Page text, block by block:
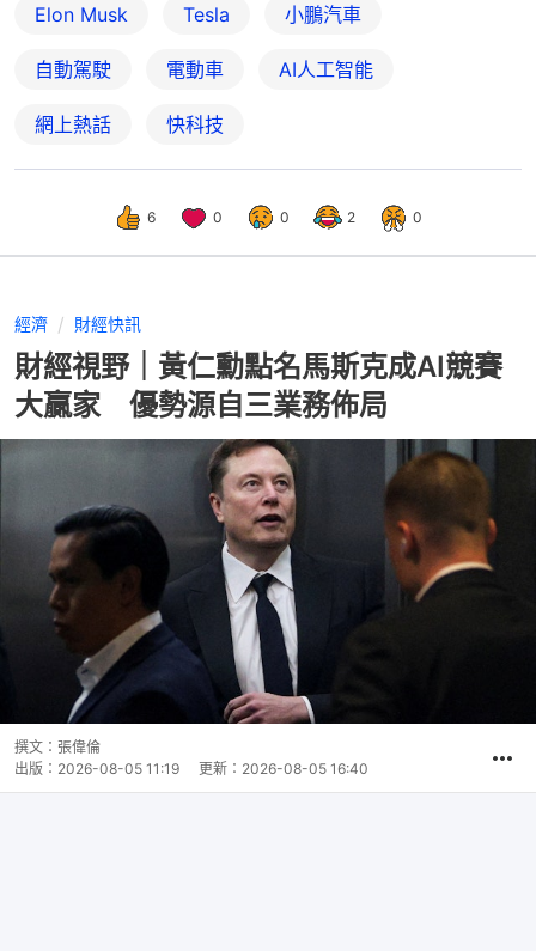
Elon Musk Tesla 小鵬汽車
自動駕駛 電動車 AI人工智能
網上熱話 快科技
6 0 0 2 0
經濟 財經快訊
財經視野｜黃仁勳點名馬斯克成AI競賽
大贏家 優勢源自三業務佈局
撰文： 張偉倫
出版： 2026-08-05 11:19 更新： 2026-08-05 16:40